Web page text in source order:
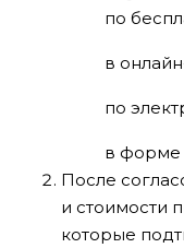
по
в
по
в форме
После
и стоимости
которые